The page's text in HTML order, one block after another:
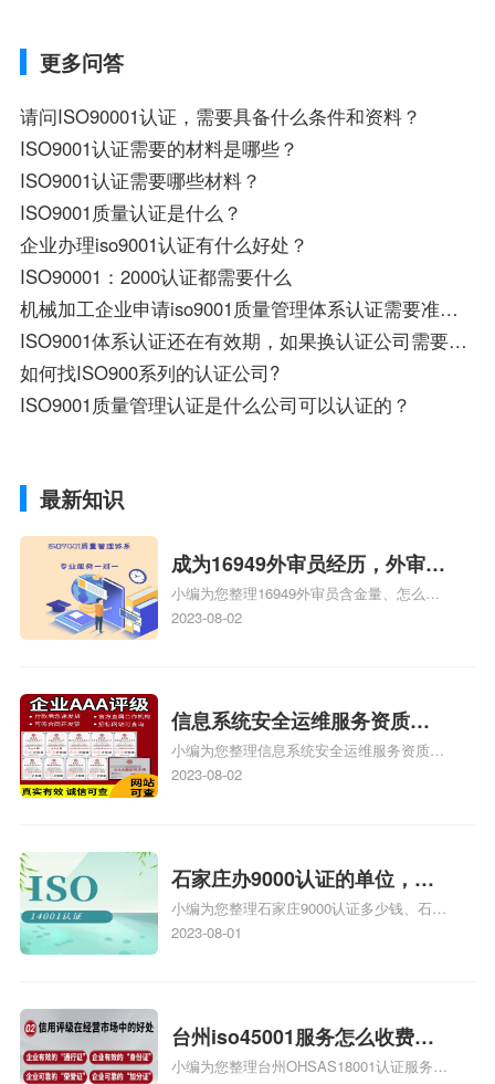
更多问答
请问ISO90001认证，需要具备什么条件和资料？
ISO9001认证需要的材料是哪些？
ISO9001认证需要哪些材料？
ISO9001质量认证是什么？
企业办理iso9001认证有什么好处？
ISO90001：2000认证都需要什么
机械加工企业申请iso9001质量管理体系认证需要准备哪些资料
ISO9001体系认证还在有效期，如果换认证公司需要做什么
如何找ISO900系列的认证公司?
ISO9001质量管理认证是什么公司可以认证的？
最新知识
成为16949外审员经历，外审员
16949
小编为您整理16949外审员含金量、怎么才
能成为注册的TS16949:2009的外审员、我
2023-08-02
信息系统安全运维服务资质二
级费用，信息系统安全运维服
务资质二级
小编为您整理信息系统安全运维服务资质认
证证书机构有哪些、安全运维服务资质的费
体系认证知识，详情可查看下方正文！
2023-08-02
石家庄办9000认证的单位，石
家庄9000认证的公司
小编为您整理石家庄9000认证多少钱、石家
庄9000认证价格多少钱、石家庄9000认证
2023-08-01
台州iso45001服务怎么收费，
台州iso45001认证服务怎么收
小编为您整理台州OHSAS18001认证服务中